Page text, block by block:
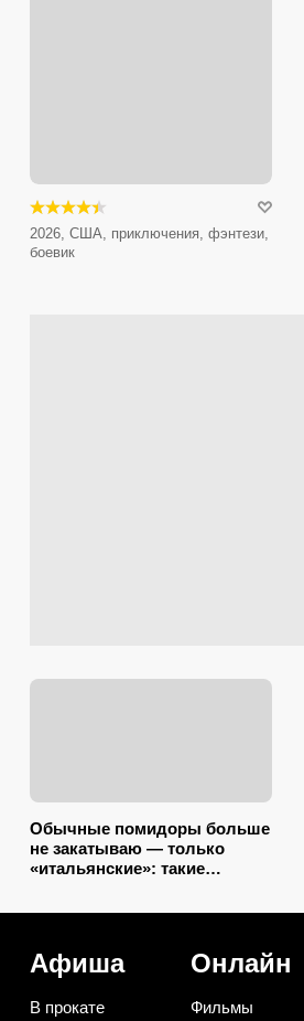
2026, США, приключения, фэнтези,
боевик
Обычные помидоры больше
не закатываю — только
«итальянские»: такие
Афиша
В прокате
Онлайн
Фильмы